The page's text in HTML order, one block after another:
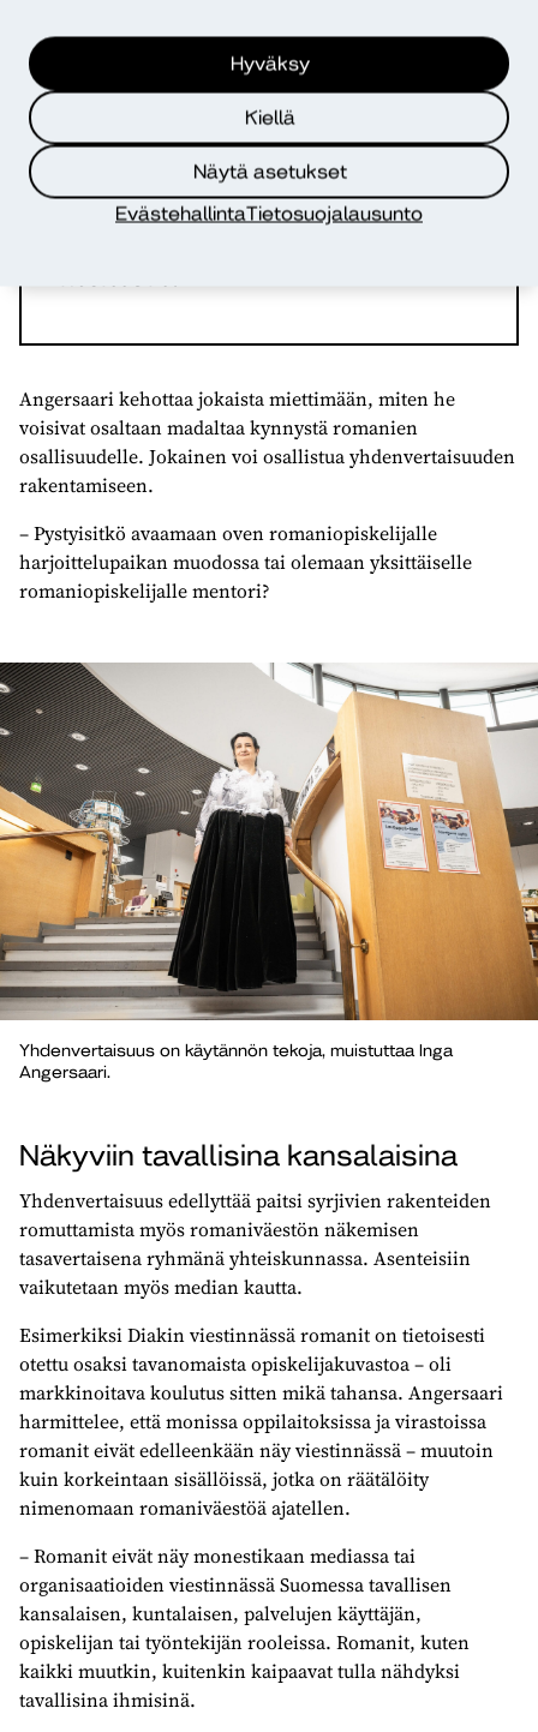
Hyväksy
Kiellä
Näytä asetukset
EvästehallintaTietosuojalausunto
”Pystyisitkö avaamaan oven
romaniopiskelijalle
harjoittelupaikan muodossa
tai olemaan yksittäiselle
romaniopiskelijalle
mentori?”
Angersaari kehottaa jokaista miettimään, miten he
voisivat osaltaan madaltaa kynnystä romanien
osallisuudelle. Jokainen voi osallistua yhdenvertaisuuden
rakentamiseen.
– Pystyisitkö avaamaan oven romaniopiskelijalle
harjoittelupaikan muodossa tai olemaan yksittäiselle
romaniopiskelijalle mentori?
Yhdenvertaisuus on käytännön tekoja, muistuttaa Inga
Angersaari.
Näkyviin tavallisina kansalaisina
Yhdenvertaisuus edellyttää paitsi syrjivien rakenteiden
romuttamista myös romaniväestön näkemisen
tasavertaisena ryhmänä yhteiskunnassa. Asenteisiin
vaikutetaan myös median kautta.
Esimerkiksi Diakin viestinnässä romanit on tietoisesti
otettu osaksi tavanomaista opiskelijakuvastoa – oli
markkinoitava koulutus sitten mikä tahansa. Angersaari
harmittelee, että monissa oppilaitoksissa ja virastoissa
romanit eivät edelleenkään näy viestinnässä – muutoin
kuin korkeintaan sisällöissä, jotka on räätälöity
nimenomaan romaniväestöä ajatellen.
– Romanit eivät näy monestikaan mediassa tai
organisaatioiden viestinnässä Suomessa tavallisen
kansalaisen, kuntalaisen, palvelujen käyttäjän,
opiskelijan tai työntekijän rooleissa. Romanit, kuten
kaikki muutkin, kuitenkin kaipaavat tulla nähdyksi
tavallisina ihmisinä.